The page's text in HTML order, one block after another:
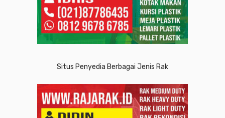
Situs Penyedia Berbagai Jenis Rak